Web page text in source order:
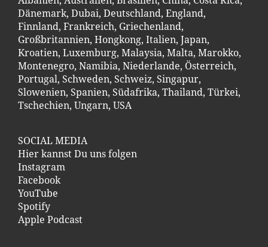
Dänemark, Dubai, Deutschland, England,
Finnland, Frankreich, Griechenland,
Großbritannien, Hongkong, Italien, Japan,
Kroatien, Luxemburg, Malaysia, Malta, Marokko,
Montenegro, Namibia, Niederlande, Österreich,
Portugal, Schweden, Schweiz, Singapur,
Slowenien, Spanien, Südafrika, Thailand, Türkei,
Tschechien, Ungarn, USA
SOCIAL MEDIA
Hier kannst Du uns folgen
Instagram
Facebook
YouTube
Spotify
Apple Podcast